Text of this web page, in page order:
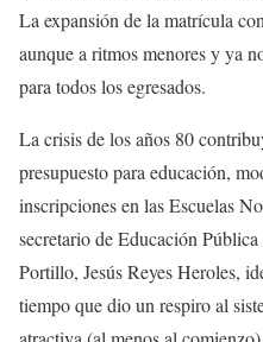
La expansión de la matrícula
aunque a ritmos menores y ya
para todos los egresados.
La crisis de los años 80
presupuesto para educación,
inscripciones en las Escuelas
secretario de Educación
Portillo, Jesús Reyes Heroles,
tiempo que dio un respiro al